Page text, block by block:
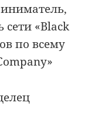
сети «Black
по всему